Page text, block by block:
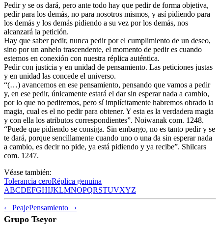
Pedir y se os dará, pero ante todo hay que pedir de forma objetiva,
pedir para los demás, no para nosotros mismos, y así pidiendo para
los demás y los demás pidiendo a su vez por los demás, nos
alcanzará la petición.
Hay que saber pedir, nunca pedir por el cumplimiento de un deseo,
sino por un anhelo trascendente, el momento de pedir es cuando
estemos en conexión con nuestra réplica auténtica.
Pedir con justicia y en unidad de pensamiento. Las peticiones justas
y en unidad las concede el universo.
“(…) avancemos en ese pensamiento, pensando que vamos a pedir
y, en ese pedir, únicamente estará el dar sin esperar nada a cambio,
por lo que no pediremos, pero sí implícitamente habremos obrado la
magia, cual es el no pedir para obtener. Y esta es la verdadera magia
y con ella los atributos correspondientes”. Noiwanak com. 1248.
“Puede que pidiendo se consiga. Sin embargo, no es tanto pedir y se
te dará, porque sencillamente cuando uno o una da sin esperar nada
a cambio, es decir no pide, ya está pidiendo y ya recibe”. Shilcars
com. 1247.
Véase también:
Tolerancia ceroRéplica genuina
ABCDEFGHIJKLMNOPQRSTUVXYZ
‹ PeajePensamiento ›
Grupo Tseyor